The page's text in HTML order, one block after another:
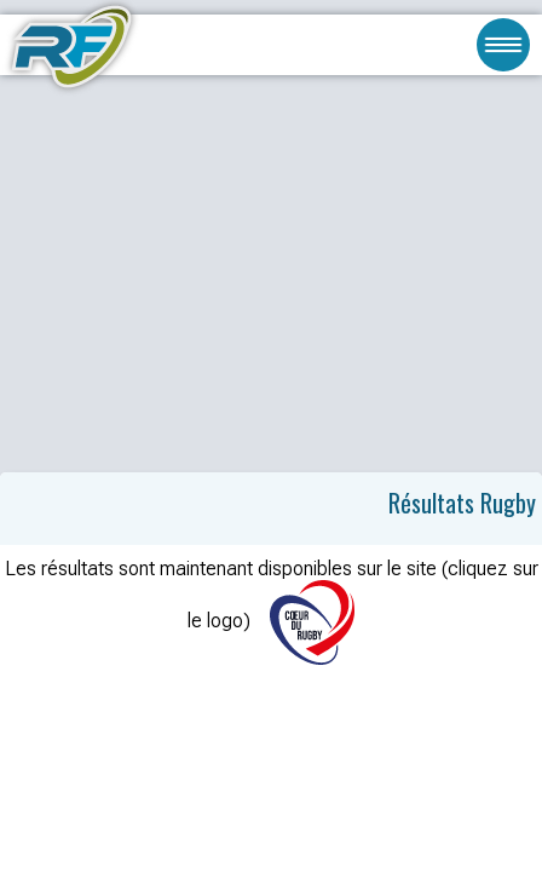
Résultats Rugby
Les résultats sont maintenant disponibles sur le site (cliquez sur
le logo)